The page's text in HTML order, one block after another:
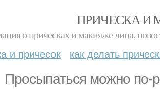
ПРИЧЕСКА И
о прическах и макияже лица,
и причесок как делать
Просыпаться можно по-